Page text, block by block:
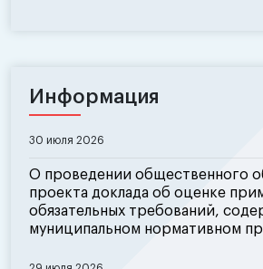
Информация
30 июля 2026
О проведении общественного
проекта доклада об оценке
обязательных требований,
муниципальном нормативном